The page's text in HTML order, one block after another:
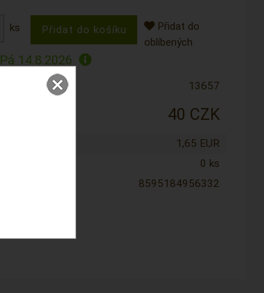
ks
Přidat do
oblíbených
Pá 14.8.2026
13657
40 CZK
1,65 EUR
0 ks
8595184956332